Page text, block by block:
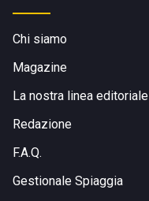
Chi siamo
Magazine
La nostra linea editoriale
Redazione
F.A.Q.
Gestionale Spiaggia